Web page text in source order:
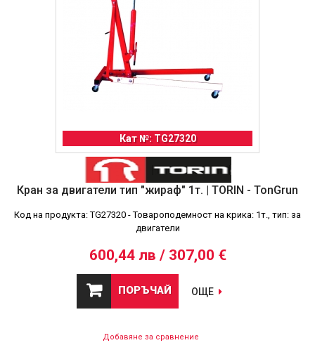
Кат №: TG27320
Кран за двигатели тип "жираф" 1т. | TORIN - TonGrun
Код на продукта: TG27320 - Товароподемност на крика: 1т., тип: за
двигатели
600,44 лв / 307,00 €
ПОРЪЧАЙ ОЩЕ
Добавяне за сравнение